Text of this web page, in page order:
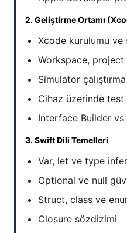
2. Geliştirme Ortamı
Xcode kurulumu ve
Workspace, project
Simulator çalıştırma
Cihaz üzerinde test
Interface Builder
3. Swift Dili Temelleri
Var, let ve type
Optional ve null
Struct, class ve
Closure sözdizimi